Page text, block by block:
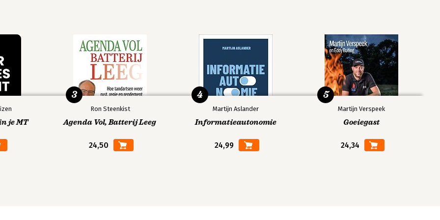
in groepsgesprekken 79
gesprekstips op een rij voor
gebruiken 95 8.1 Een
102 8.5 Iets uitdelen, laten horen of
111 10.3 Een goede
Online gesprekstechnieken 118
je MT
Ron Steenkist
Agenda Vol, Batterij Leeg
24,50
3
Martijn Aslander
Informatieautonomie
24,99
4
Martijn Verspeek
Goeiegast
24,34
5